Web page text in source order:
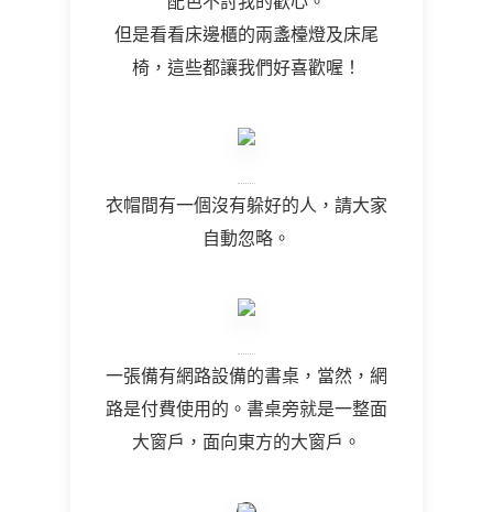
但是看看床邊櫃的兩盞檯燈及床尾
椅，這些都讓我們好喜歡喔！
衣帽間有一個沒有躲好的人，請大家
自動忽略。
一張備有網路設備的書桌，當然，網
路是付費使用的。書桌旁就是一整面
大窗戶，面向東方的大窗戶。